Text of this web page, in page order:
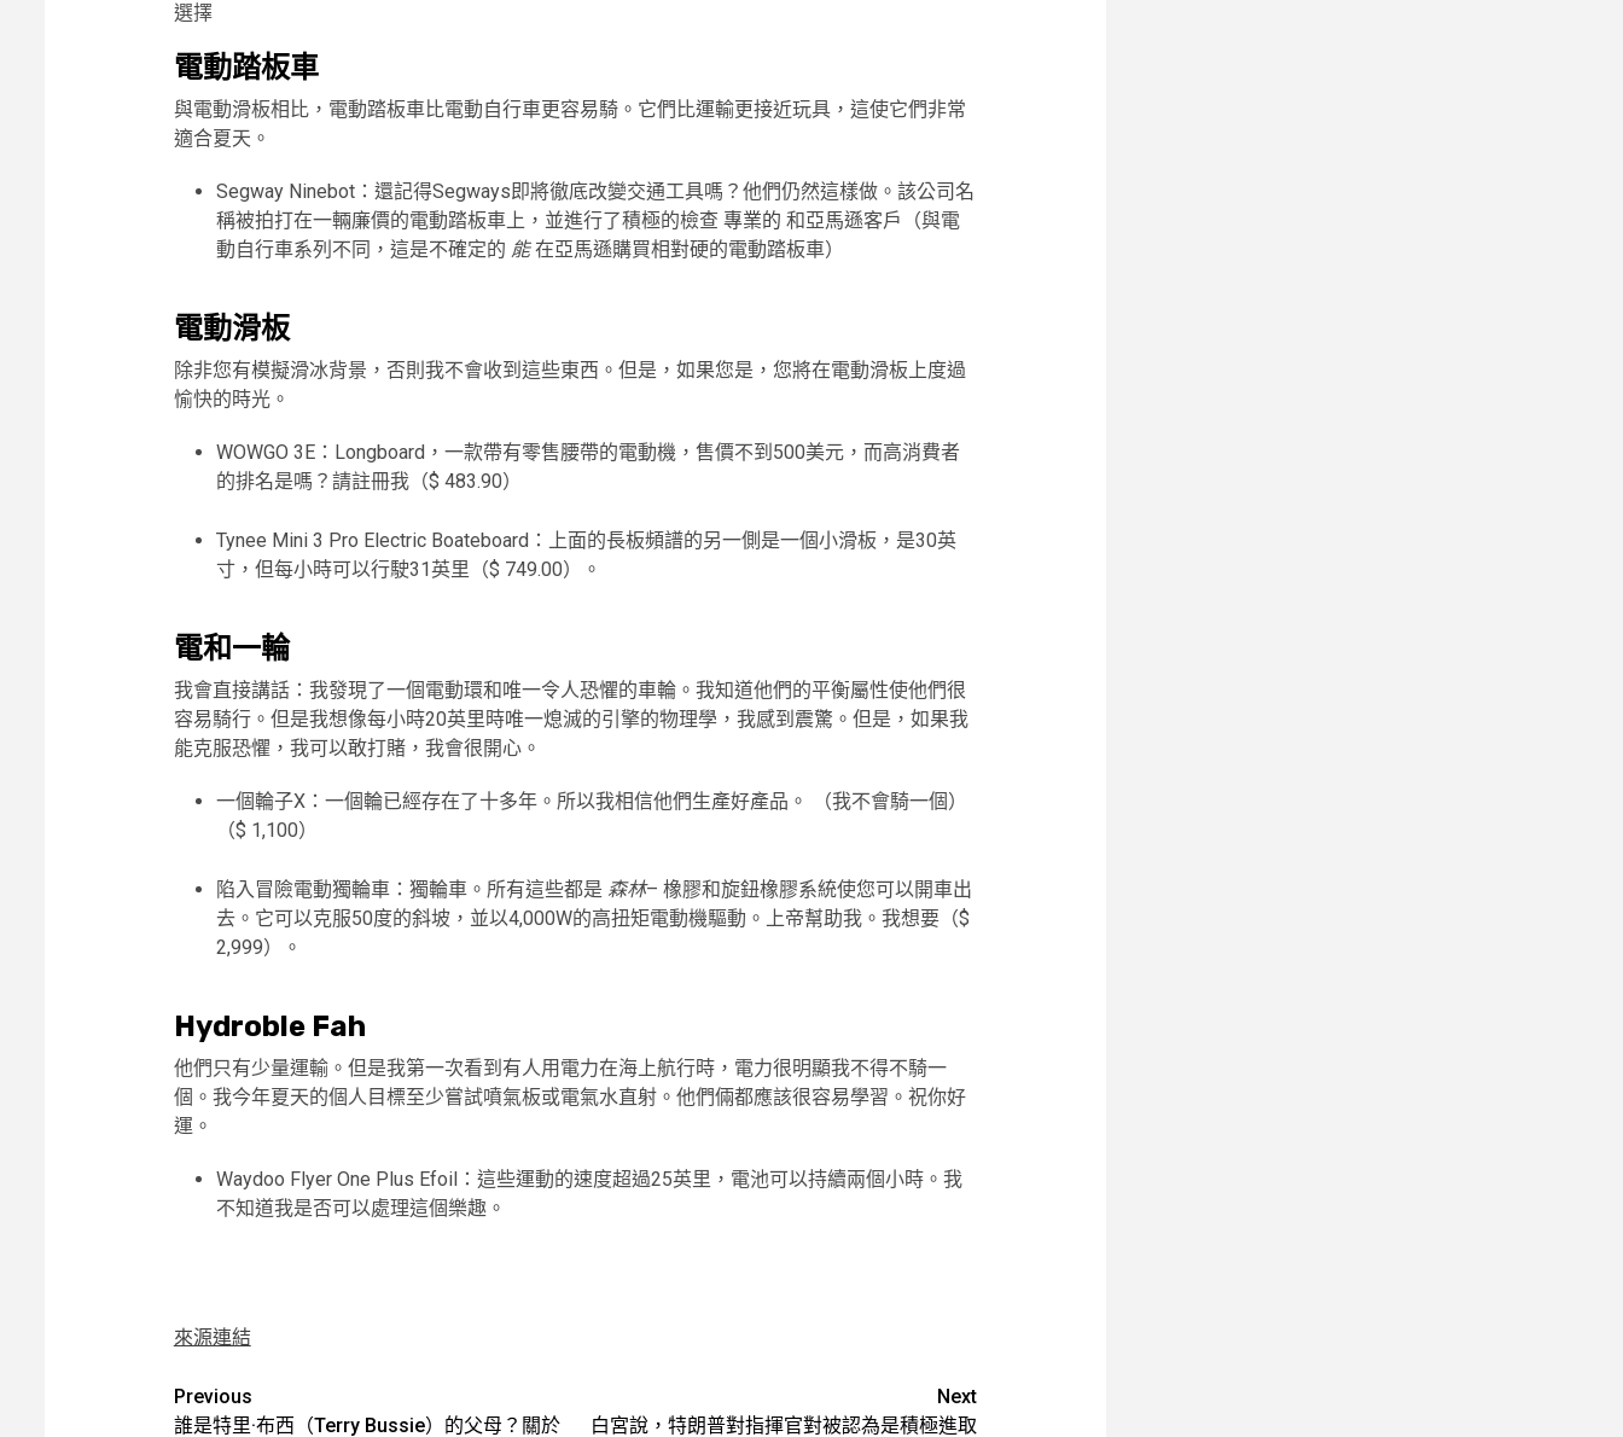
選擇
電動踏板車
與電動滑板相比，電動踏板車比電動自行車更容易騎。它們比運輸更接近玩具，這使它們非常
適合夏天。
Segway Ninebot：還記得Segways即將徹底改變交通工具嗎？他們仍然這樣做。該公司名
稱被拍打在一輛廉價的電動踏板車上，並進行了積極的檢查 專業的 和亞馬遜客戶（與電
動自行車系列不同，這是不確定的 能在亞馬遜購買相對硬的電動踏板車）
電動滑板
除非您有模擬滑冰背景，否則我不會收到這些東西。但是，如果您是，您將在電動滑板上度過
愉快的時光。
WOWGO 3E：Longboard，一款帶有零售腰帶的電動機，售價不到500美元，而高消費者
的排名是嗎？請註冊我（$ 483.90）
Tynee Mini 3 Pro Electric Boateboard：上面的長板頻譜的另一側是一個小滑板，是30英
寸，但每小時可以行駛31英里（$ 749.00）。
電和一輪
我會直接講話：我發現了一個電動環和唯一令人恐懼的車輪。我知道他們的平衡屬性使他們很
容易騎行。但是我想像每小時20英里時唯一熄滅的引擎的物理學，我感到震驚。但是，如果我
能克服恐懼，我可以敢打賭，我會很開心。
一個輪子X：一個輪已經存在了十多年。所以我相信他們生產好產品。 （我不會騎一個）
（$ 1,100）
陷入冒險電動獨輪車：獨輪車。所有這些都是 森林– 橡膠和旋鈕橡膠系統使您可以開車出
去。它可以克服50度的斜坡，並以4,000W的高扭矩電動機驅動。上帝幫助我。我想要（$
2,999）。
Hydroble Fah
他們只有少量運輸。但是我第一次看到有人用電力在海上航行時，電力很明顯我不得不騎一
個。我今年夏天的個人目標至少嘗試噴氣板或電氣水直射。他們倆都應該很容易學習。祝你好
運。
Waydoo Flyer One Plus Efoil：這些運動的速度超過25英里，電池可以持續兩個小時。我
不知道我是否可以處理這個樂趣。
來源連結
Post
Previous
誰是特里·布西（Terry Bussie）的父母？關於
Next
白宮說，特朗普對指揮官對被認為是積極進取